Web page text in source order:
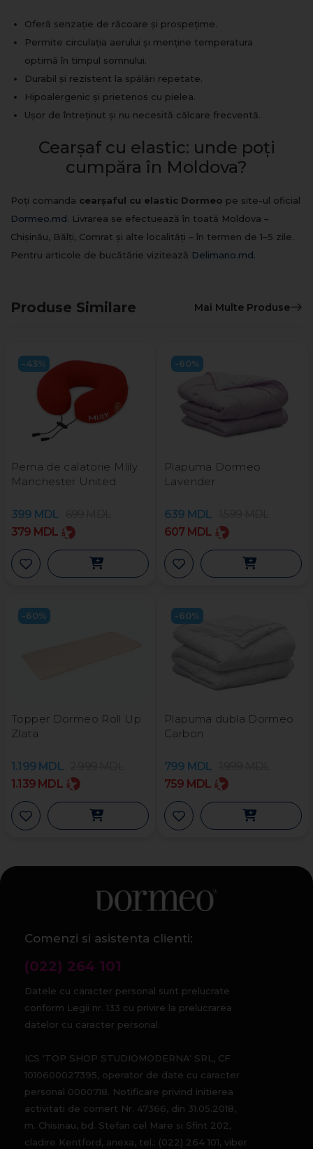
Oferă senzație de răcoare și prospețime.
Permite circulația aerului și menține temperatura
optimă în timpul somnului.
Durabil și rezistent la spălări repetate.
Hipoalergenic și prietenos cu pielea.
Ușor de întreținut și nu necesită călcare frecventă.
Cearșaf cu elastic: unde poți
cumpăra în Moldova?
Poți comanda cearșaful cu elastic Dormeo pe site-ul oficial
Dormeo.md. Livrarea se efectuează în toată Moldova –
Chișinău, Bălți, Comrat și alte localități – în termen de 1–5 zile.
Pentru articole de bucătărie vizitează Delimano.md.
Produse Similare Mai Multe Produse
-43%
Perna de calatorie Mlily
Manchester United
399 MDL
379 MDL
-60%
Plapuma Dormeo
Lavender
639 MDL
607 MDL
-60%
Topper Dormeo Roll Up
Zlata
1.199 MDL
1.139 MDL
-60%
Plapuma dubla Dormeo
Carbon
799 MDL
759 MDL
Comenzi si asistenta clienti:
(022) 264 101
Datele cu caracter personal sunt prelucrate
conform Legii nr. 133 cu privire la prelucrarea
datelor cu caracter personal.
ICS 'TOP SHOP STUDIOMODERNA' SRL, CF
1010600027395, operator de date cu caracter
personal 0000718. Notificare privind initierea
activitati de comert Nr. 47366, din 31.05.2018,
m. Chisinau, bd. Stefan cel Mare si Sfint 202,
cladire Kentford, anexa, tel.: (022) 264 101, viber